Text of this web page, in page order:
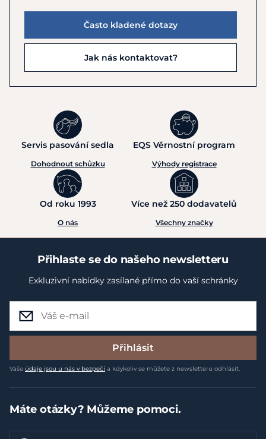
Často kladené dotazy
Jak nás kontaktovat?
Servis pasování sedla
Dohodnout schůzku
EQS Věrnostní program
Výhody registrace
Od roku 1993
O nás
Více než 250 dodavatelů
Všechny značky
Přihlaste se do našeho newsletteru
Exkluzivní nabídky zasílané přímo do vaší schránky
Přihlásit
Vaše údaje jsou u nás v bezpečí a kdykoliv se můžete z newsletteru odhlásit.
Máte otázky? Můžeme pomoci.